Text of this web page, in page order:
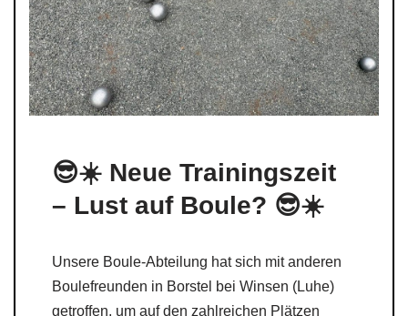
😎☀️ Neue Trainingszeit
– Lust auf Boule? 😎☀️
Unsere Boule-Abteilung hat sich mit anderen
Boulefreunden in Borstel bei Winsen (Luhe)
getroffen, um auf den zahlreichen Plätzen